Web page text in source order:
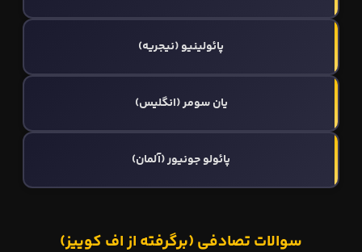
پائولینیو (نیجریه)
یان سومر (انگلیس)
پائولو جونیور (آلمان)
سوالات تصادفی (برگرفته از اف کوییز)